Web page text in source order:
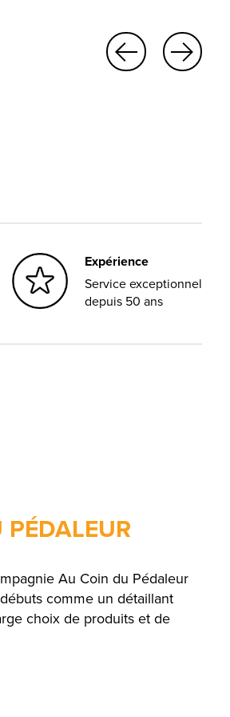
Expérience
Service exceptionnel
depuis 50 ans
Au Coin du Pédaleur
comme un détaillant
choix de produits et de